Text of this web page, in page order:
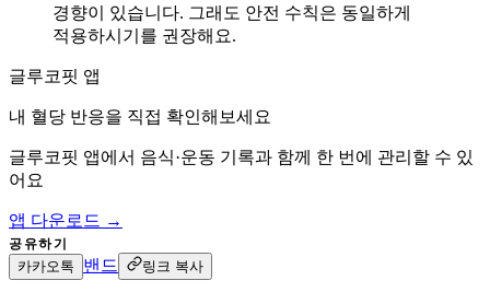
경향이 있습니다. 그래도 안전 수칙은 동일하게
적용하시기를 권장해요.
글루코핏 앱
내 혈당 반응을 직접 확인해보세요
글루코핏 앱에서 음식·운동 기록과 함께 한 번에 관리할 수 있
어요
앱 다운로드 →
공유하기
카카오톡 밴드 링크 복사